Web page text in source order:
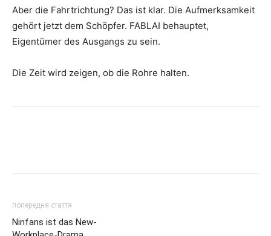
Aber die Fahrtrichtung? Das ist klar. Die Aufmerksamkeit
gehört jetzt dem Schöpfer. FABLAI behauptet,
Eigentümer des Ausgangs zu sein.
Die Zeit wird zeigen, ob die Rohre halten.
попередня стаття
Ninfans ist das New-